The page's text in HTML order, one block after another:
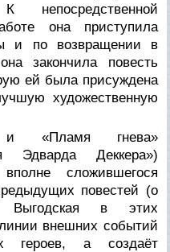
непосредственной
она приступила
и по возвращении в
закончила повесть
ей была присуждена
художественную
и «Пламя гнева»
Эдварда Деккера»)
сложившегося
повестей (о
Выгодская в этих
внешних событий
героев, а создаёт